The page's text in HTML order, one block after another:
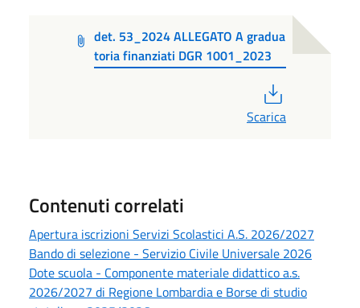
det. 53_2024 ALLEGATO A gradua
toria finanziati DGR 1001_2023
Scarica
Contenuti correlati
Apertura iscrizioni Servizi Scolastici A.S. 2026/2027
Bando di selezione - Servizio Civile Universale 2026
Dote scuola - Componente materiale didattico a.s.
2026/2027 di Regione Lombardia e Borse di studio